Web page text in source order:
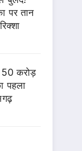
पर तान
50 करोड़
पहला